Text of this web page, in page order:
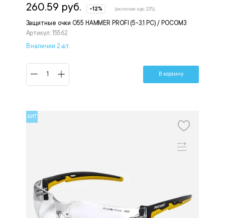
Защитные очки О55 HAMMER PROFI (5-3,1 PC) / РОСОМЗ
Артикул: 15562
260.59 руб. -12% (включая ндс 22%)
В наличии 2 шт.
В корзину
ХИТ